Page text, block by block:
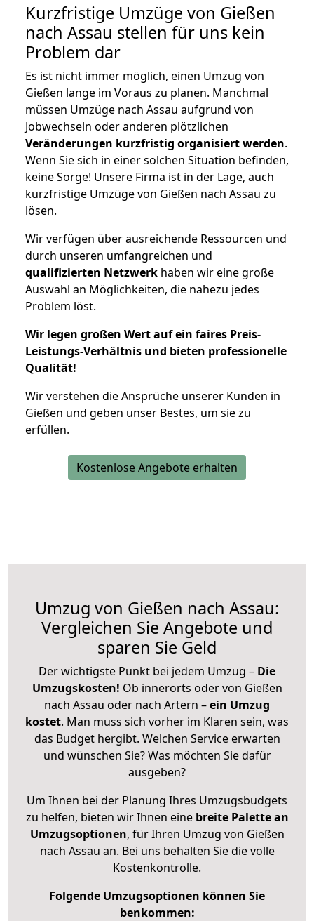
Kurzfristige Umzüge von Gießen
nach Assau stellen für uns kein
Problem dar
Es ist nicht immer möglich, einen Umzug von
Gießen lange im Voraus zu planen. Manchmal
müssen Umzüge nach Assau aufgrund von
Jobwechseln oder anderen plötzlichen
Veränderungen kurzfristig organisiert werden.
Wenn Sie sich in einer solchen Situation befinden,
keine Sorge! Unsere Firma ist in der Lage, auch
kurzfristige Umzüge von Gießen nach Assau zu
lösen.
Wir verfügen über ausreichende Ressourcen und
durch unseren umfangreichen und
qualifizierten Netzwerk haben wir eine große
Auswahl an Möglichkeiten, die nahezu jedes
Problem löst.
Wir legen großen Wert auf ein faires Preis-
Leistungs-Verhältnis und bieten professionelle
Qualität!
Wir verstehen die Ansprüche unserer Kunden in
Gießen und geben unser Bestes, um sie zu
erfüllen.
Kostenlose Angebote erhalten
Umzug von Gießen nach Assau:
Vergleichen Sie Angebote und
sparen Sie Geld
Der wichtigste Punkt bei jedem Umzug – Die
Umzugskosten! Ob innerorts oder von Gießen
nach Assau oder nach Artern –ein Umzug
kostet. Man muss sich vorher im Klaren sein, was
das Budget hergibt. Welchen Service erwarten
und wünschen Sie? Was möchten Sie dafür
ausgeben?
Um Ihnen bei der Planung Ihres Umzugsbudgets
zu helfen, bieten wir Ihnen eine breite Palette an
Umzugsoptionen, für Ihren Umzug von Gießen
nach Assau an. Bei uns behalten Sie die volle
Kostenkontrolle.
Folgende Umzugsoptionen können Sie
benkommen: